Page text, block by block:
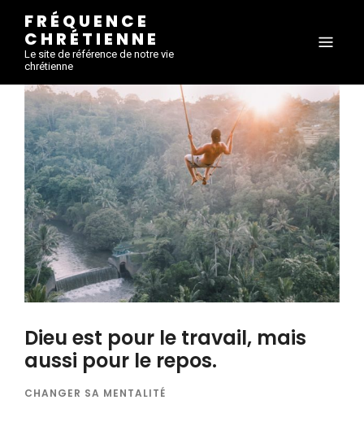
FRÉQUENCE
CHRÉTIENNE
Le site de référence de notre vie
chrétienne
Dieu est pour le travail, mais
aussi pour le repos.
CHANGER SA MENTALITÉ